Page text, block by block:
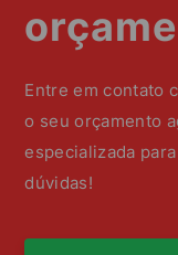
Entre em contato
o seu orçamento
especializada
dúvidas!